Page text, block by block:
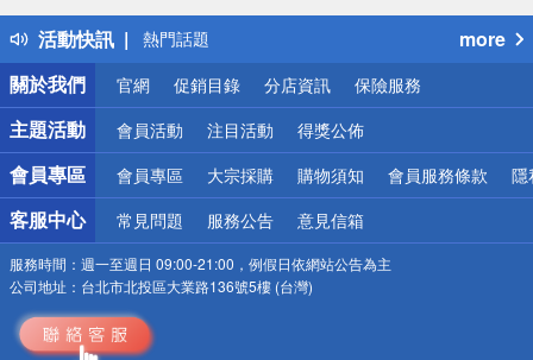
活動快訊
得獎公告
熱門話題
銀行優惠
偏遠地區配送
詐騙網頁！請小心！
more
關於我們
官網 促銷目錄 分店資訊 保險服務
主題活動 會員活動 注目活動 得獎公佈
會員專區 會員專區 大宗採購 購物須知 會員服務條款 隱
客服中心 常見問題 服務公告 意見信箱
服務時間： 週一至週日 09:00-21:00，例假日依網站公告為主
公司地址： 台北市北投區大業路136號5樓 (台灣)